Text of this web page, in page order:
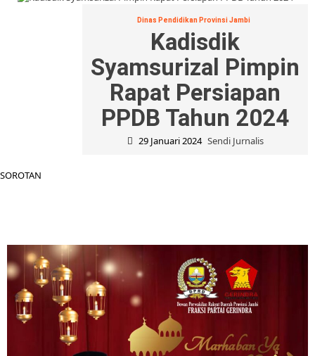
Dinas Pendidikan Provinsi Jambi
Kadisdik
Syamsurizal Pimpin
Rapat Persiapan
PPDB Tahun 2024
29 Januari 2024 Sendi Jurnalis
SOROTAN